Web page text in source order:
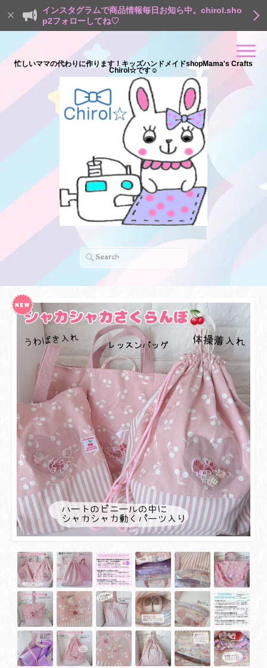
インスタグラムで商品情報毎日お知ら中。chirol.sho
p2フォローしてね♡
忙しいママの代わりに作ります！キッズハンドメイドshopMama's Crafts
Chirol☆です☺